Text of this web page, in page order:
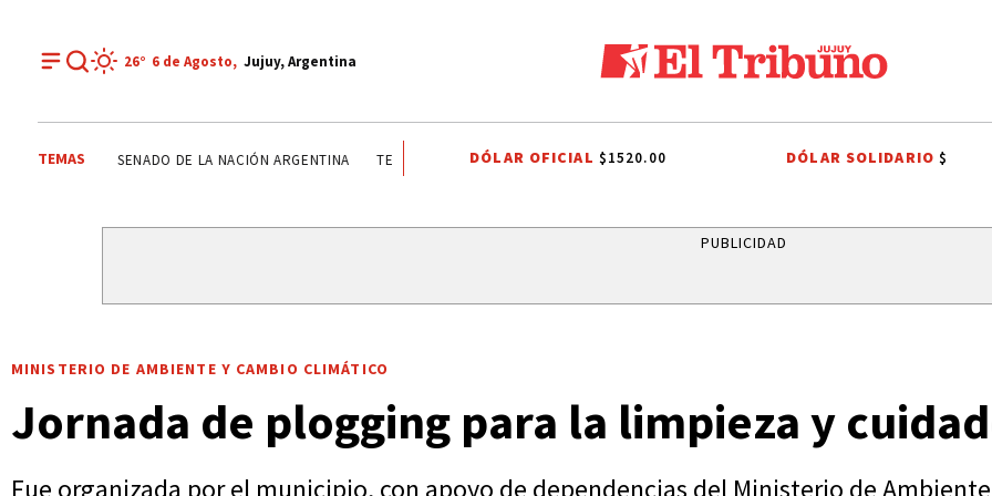
26° 6 de Agosto, Jujuy, Argentina
TEMASCASPALÁ RUTAS DE JUJUY NACIONALES SENADO DE LA NACIÓN ARGENTINA ALERTA METEOROLÓGICO
DÓLAR OFICIAL $1520.00 DÓLAR SOLIDARIO$
PUBLICIDAD
MINISTERIO DE AMBIENTE Y CAMBIO CLIMÁTICO
Jornada de plogging para la limpieza y
Fue organizada por el municipio, con apoyo de dependencias del Ministerio de